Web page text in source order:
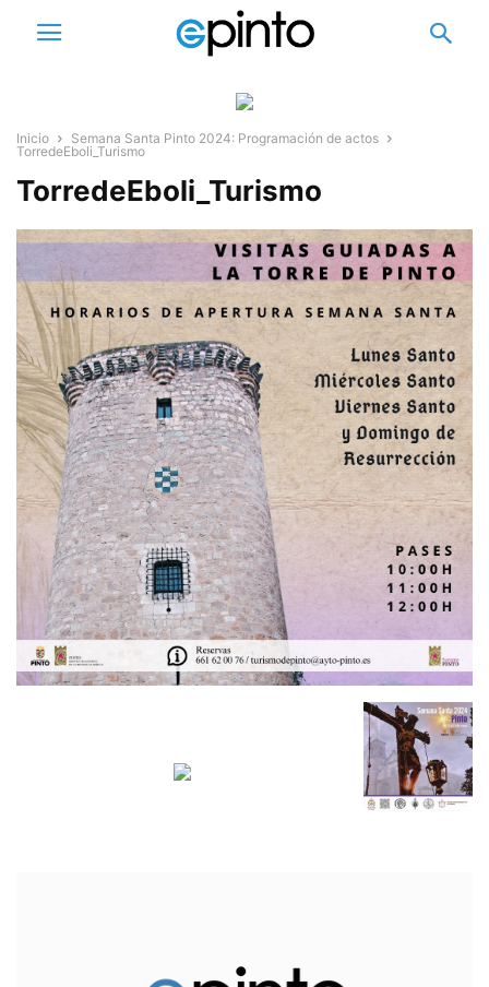
Inicio
Semana Santa Pinto 2024: Programación de actos
TorredeEboli_Turismo
TorredeEboli_Turismo